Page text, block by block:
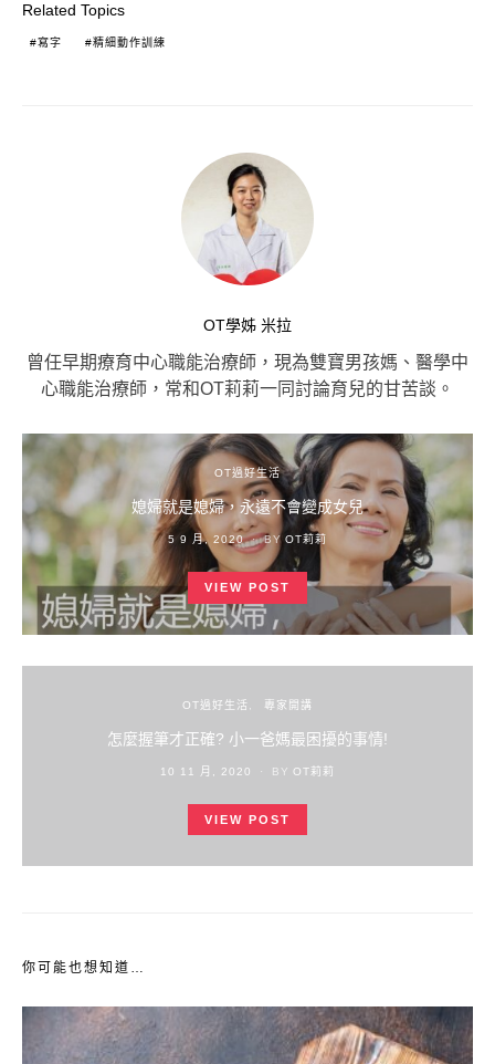
Related Topics
寫字 精細動作訓練
OT學姊 米拉
曾任早期療育中心職能治療師，現為雙寶男孩媽、醫學中
心職能治療師，常和OT莉莉一同討論育兒的甘苦談。
OT過好生活
媳婦就是媳婦，永遠不會變成女兒
POSTED
5 9 月, 2020 BY OT莉莉
VIEW POST
OT過好生活 專家開講
怎麼握筆才正確? 小一爸媽最困擾的事情!
POSTED
10 11 月, 2020 BY OT莉莉
VIEW POST
你可能也想知道…